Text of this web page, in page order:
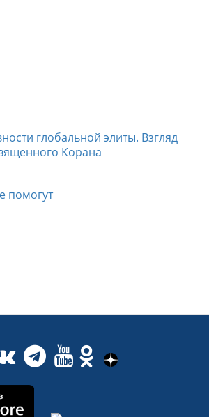
глобальной элиты. Взгляд
Корана
помогут